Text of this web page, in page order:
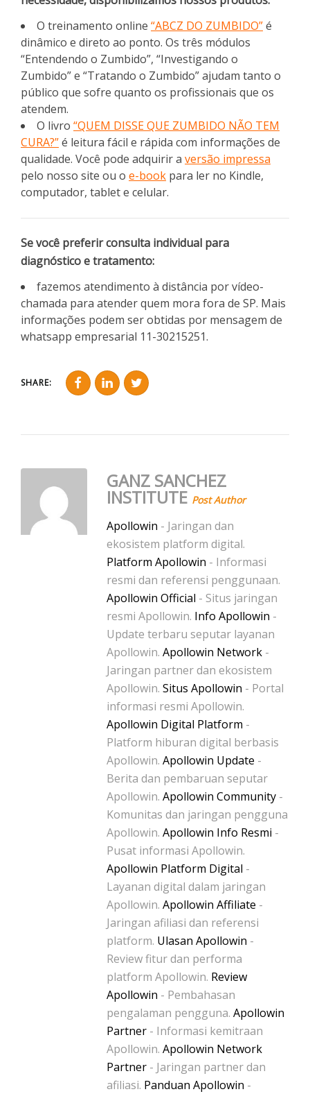
O treinamento online “ABCZ DO ZUMBIDO”é
dinâmico e direto ao ponto. Os três módulos
“Entendendo o Zumbido”, “Investigando o
Zumbido” e “Tratando o Zumbido” ajudam tanto o
público que sofre quanto os profissionais que os
atendem.
O livro “QUEM DISSE QUE ZUMBIDO NÃO TEM
CURA?”é leitura fácil e rápida com informações de
qualidade. Você pode adquirir a versão impressa
pelo nosso site ou o e-book para ler no Kindle,
computador, tablet e celular.
Se você preferir consulta individual para
diagnóstico e tratamento:
fazemos atendimento à distância por vídeo-
chamada para atender quem mora fora de SP. Mais
informações podem ser obtidas por mensagem de
whatsapp empresarial 11-30215251.
SHARE:
GANZ SANCHEZ
INSTITUTE Post Author
Apollowin - Jaringan dan
ekosistem platform digital.
Platform Apollowin - Informasi
resmi dan referensi penggunaan.
Apollowin Official - Situs jaringan
resmi Apollowin. Info Apollowin -
Update terbaru seputar layanan
Apollowin. Apollowin Network -
Jaringan partner dan ekosistem
Apollowin. Situs Apollowin - Portal
informasi resmi Apollowin.
Apollowin Digital Platform -
Platform hiburan digital berbasis
Apollowin. Apollowin Update -
Berita dan pembaruan seputar
Apollowin. Apollowin Community -
Komunitas dan jaringan pengguna
Apollowin. Apollowin Info Resmi -
Pusat informasi Apollowin.
Apollowin Platform Digital -
Layanan digital dalam jaringan
Apollowin. Apollowin Affiliate -
Jaringan afiliasi dan referensi
platform. Ulasan Apollowin -
Review fitur dan performa
platform Apollowin. Review
Apollowin - Pembahasan
pengalaman pengguna. Apollowin
Partner - Informasi kemitraan
Apollowin. Apollowin Network
Partner - Jaringan partner dan
afiliasi. Panduan Apollowin -